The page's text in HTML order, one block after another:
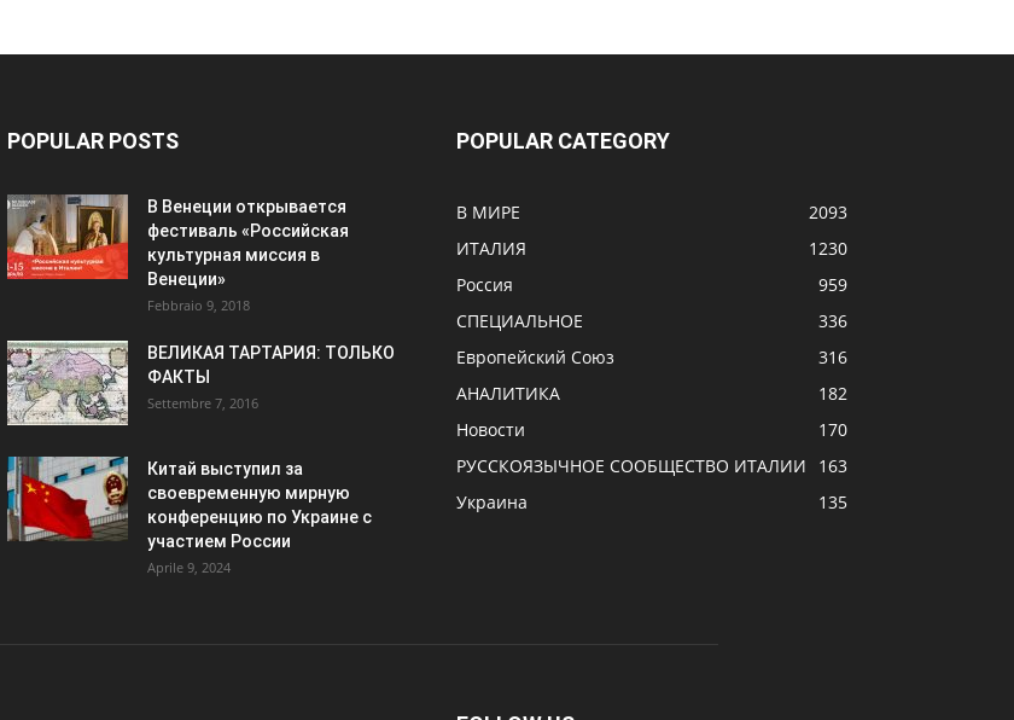
POPULAR POSTS
В Венеции открывается
фестиваль «Российская
культурная миссия в
Венеции»
Febbraio 9, 2018
ВЕЛИКАЯ ТАРТАРИЯ: ТОЛЬКО
ФАКТЫ
Settembre 7, 2016
Китай выступил за
своевременную мирную
конференцию по Украине с
участием России
Aprile 9, 2024
POPULAR CATEGORY
В МИРЕ
2093
ИТАЛИЯ
1230
Россия
959
СПЕЦИАЛЬНОЕ
336
Европейский Союз
316
АНАЛИТИКА
182
Новости
170
РУССКОЯЗЫЧНОЕ CООБЩЕСТВО ИТАЛИИ
163
Украина
135